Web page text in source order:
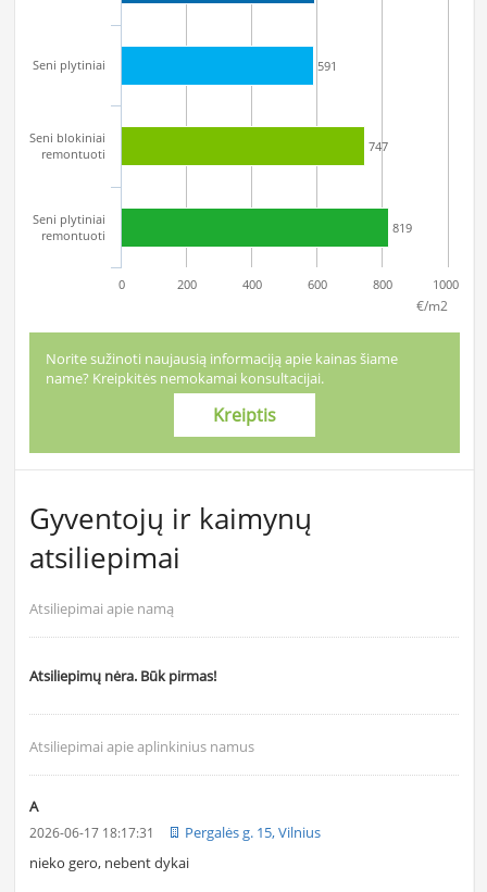
€/m2
591
747
819
Seni plytiniai
Seni blokiniai
remontuoti
Seni plytiniai
remontuoti
0 200 400 600 800 1000
Norite sužinoti naujausią informaciją apie kainas šiame
name? Kreipkitės nemokamai konsultacijai.
Kreiptis
Gyventojų ir kaimynų
atsiliepimai
Atsiliepimai apie namą
Atsiliepimų nėra. Būk pirmas!
Atsiliepimai apie aplinkinius namus
A
2026-06-17 18:17:31
Pergalės g. 15, Vilnius
nieko gero, nebent dykai